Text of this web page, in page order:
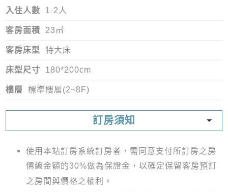
入住人數 1-2人
客房面積 23㎡
客房床型 特大床
床型尺寸 180*200cm
樓層 標準樓層(2~8F)
訂房須知
使用本站訂房系統訂房者，需同意支付所訂房之房
價總金額的30%做為保證金，以確定保留客房預訂
之房間與價格之權利。